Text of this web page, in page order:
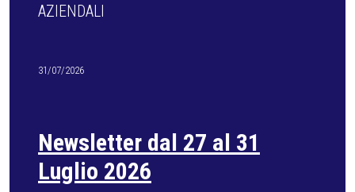
2025
29/07/2026
CURRICULA OPERAIO CON
PERCORSO FORMATIVO